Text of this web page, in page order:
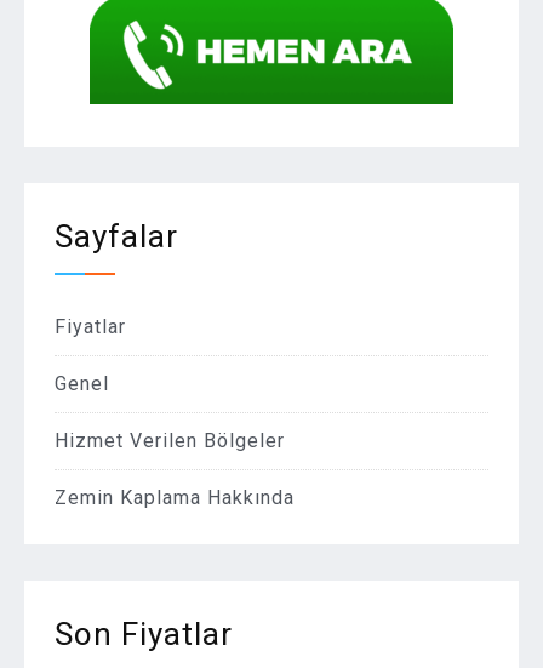
Sayfalar
Fiyatlar
Genel
Hizmet Verilen Bölgeler
Zemin Kaplama Hakkında
Son Fiyatlar